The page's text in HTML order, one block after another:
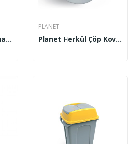
Planet Gecko Şampuanlık No 3 UP 504
PLANET
Planet Herkül Çöp Kovası Kilitli 70 Lt